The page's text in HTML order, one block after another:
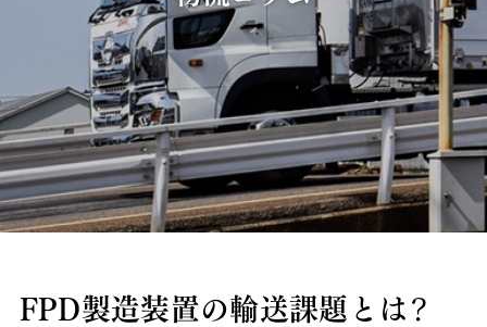
国際・国内物流
国際物流
フェリー輸送のメリット
航路紹介
国際物流の特徴
主な輸送事例 国内物流
フェリー輸送のメリット
航路紹介
国内物流の特徴
主な輸送事例
物流サービス
中国輸送サービス
韓国フェリー輸送サービス
国際・国内複合一貫輸送
20トントレーラーによる海上輸送サービス
半導体・製造装置の高品質輸送
精密機器輸送サービス
インランドデポサービス
倉庫保管サービス
幹線輸送サービス
海陸一貫輸送
戸口輸送
特殊貨物集荷～輸送サービス
内航フェリーによる輸送サービス
NVOCCサービス
輸送・梱包一貫サービス
課題から探す
リードタイムを短縮したい
輸送品質を向上したい
モーダルシフトとは？メリットと解決できる課題
物流の効率化を図りたい
物流業界の2024年問題対策
海上輸送のコンテナ不足問題
RORO船・フェリー輸送のメリット
フェリーによる海上輸送で航空輸送のコストダウ
ン
共同配送でコスト・CO2削減
365日・土日祝通関対応
物流改善で取り組むSDGｓアクション
ホワイト物流の推進
物流のBCP対策
ドライバー不足対策
物流クライシスに備える
物流コラム
FPD製造装置の輸送課題とは？